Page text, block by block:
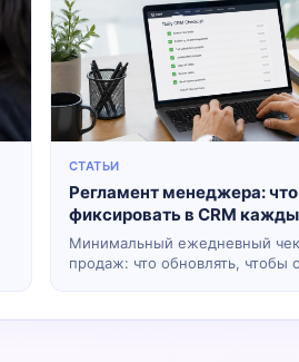
СТАТЬИ
Регламент менеджера: что
фиксировать в CRM
Минимальный ежедневный
продаж: что обновлять, чтобы